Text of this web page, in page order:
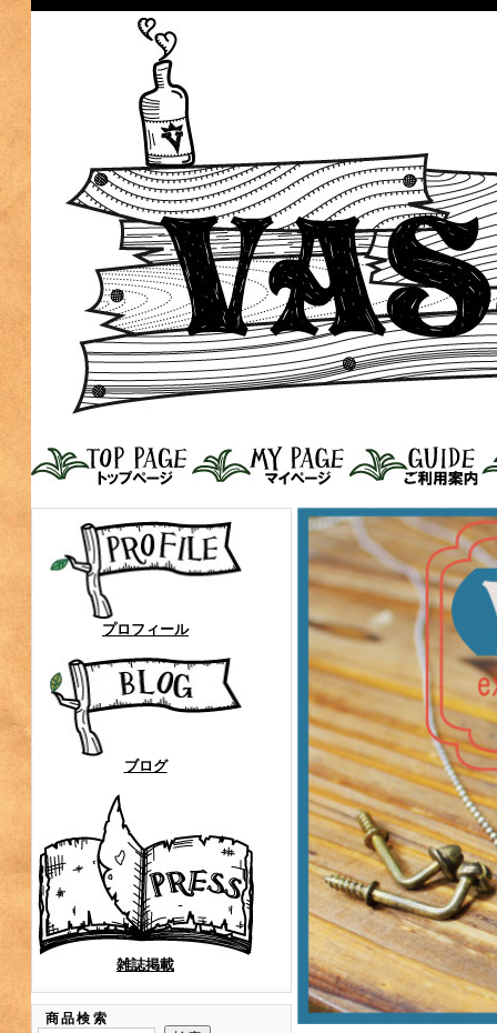
プロフィール
ブログ
雑誌掲載
商品検索